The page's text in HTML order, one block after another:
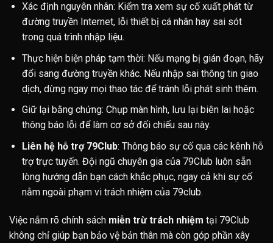
Xác định nguyên nhân: Kiểm tra xem sự cố xuất phát từ
đường truyền Internet, lỗi thiết bị cá nhân hay sai sót
trong quá trình nhập liệu.
Thực hiện biện pháp tạm thời: Nếu mạng bị gián đoạn, hãy
đổi sang đường truyền khác. Nếu nhập sai thông tin giao
dịch, dừng ngay mọi thao tác để tránh lỗi phát sinh thêm.
Giữ lại bằng chứng: Chụp màn hình, lưu lại biên lai hoặc
thông báo lỗi để làm cơ sở đối chiếu sau này.
Liên hệ hỗ trợ 79Club: Thông báo sự cố qua các kênh hỗ
trợ trực tuyến. Đội ngũ chuyên gia của 79Club luôn sẵn
lòng hướng dẫn bạn cách khắc phục, ngay cả khi sự cố
nằm ngoài phạm vi trách nhiệm của 79club.
Việc nắm rõ chính sách miễn trừ trách nhiệm tại 79Club
không chỉ giúp bạn bảo vệ bản thân mà còn góp phần xây